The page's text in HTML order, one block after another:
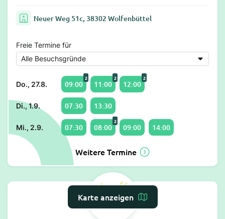
Neuer Weg 51c, 38302 Wolfenbüttel
Freie Termine für
Do., 27.8. 09:00
2
11:00
2
12:00
2
Di., 1.9. 07:30 13:30
Mi., 2.9. 07:30 08:00
2
09:00 14:00
Weitere Termine
Karte anzeigen